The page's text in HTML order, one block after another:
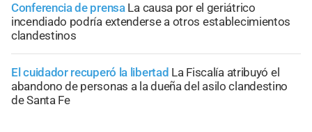
Conferencia de prensa La causa por el geriátrico
incendiado podría extenderse a otros establecimientos
clandestinos
El cuidador recuperó la libertad La Fiscalía atribuyó el
abandono de personas a la dueña del asilo clandestino
de Santa Fe